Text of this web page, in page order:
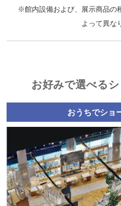
※館内設備および、展示商品の
よって異な
お好みで選べる
おうちでショ